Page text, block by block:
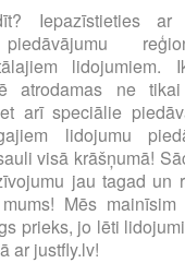
Iepazīstieties ar
lidojumiem.
atrodamas ne
arī speciālie
lidojumu
visā krāšņumā!
jau tagad un
Mēs mainīsim
prieks, jo lēti
ar justfly.lv!